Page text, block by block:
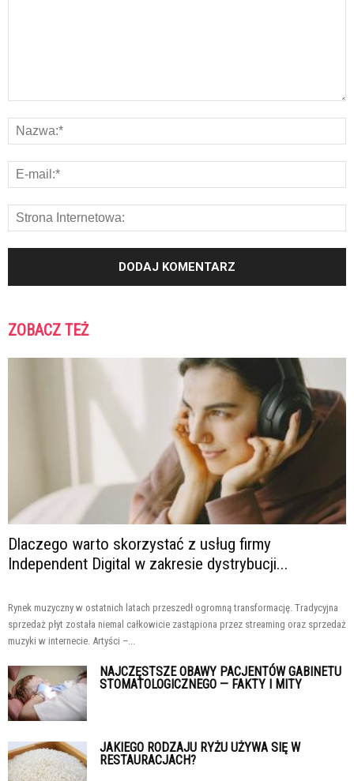
ZOBACZ TEŻ
Dlaczego warto skorzystać z usług firmy
Independent Digital w zakresie dystrybucji...
Rynek muzyczny w ostatnich latach przeszedł ogromną transformację. Tradycyjna
sprzedaż płyt została niemal całkowicie zastąpiona przez streaming oraz sprzedaż
muzyki w internecie. Artyści –...
NAJCZĘSTSZE OBAWY PACJENTÓW GABINETU
STOMATOLOGICZNEGO — FAKTY I MITY
JAKIEGO RODZAJU RYŻU UŻYWA SIĘ W
RESTAURACJACH?